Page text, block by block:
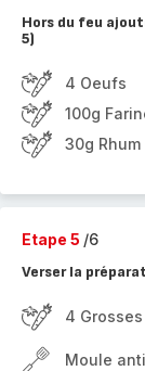
Hors du feu
5)
4 Oeufs
100g
30g Rhum
Etape 5 /6
Verser la
4
Moule